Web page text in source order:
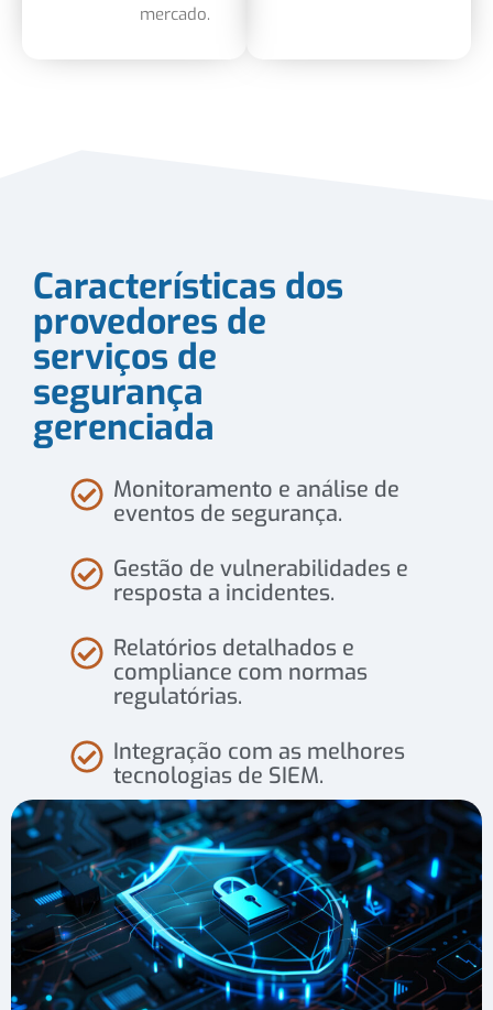
mercado.
Características dos
provedores de
serviços de
segurança
gerenciada
Monitoramento e análise de
eventos de segurança.
Gestão de vulnerabilidades e
resposta a incidentes.
Relatórios detalhados e
compliance com normas
regulatórias.
Integração com as melhores
tecnologias de SIEM.